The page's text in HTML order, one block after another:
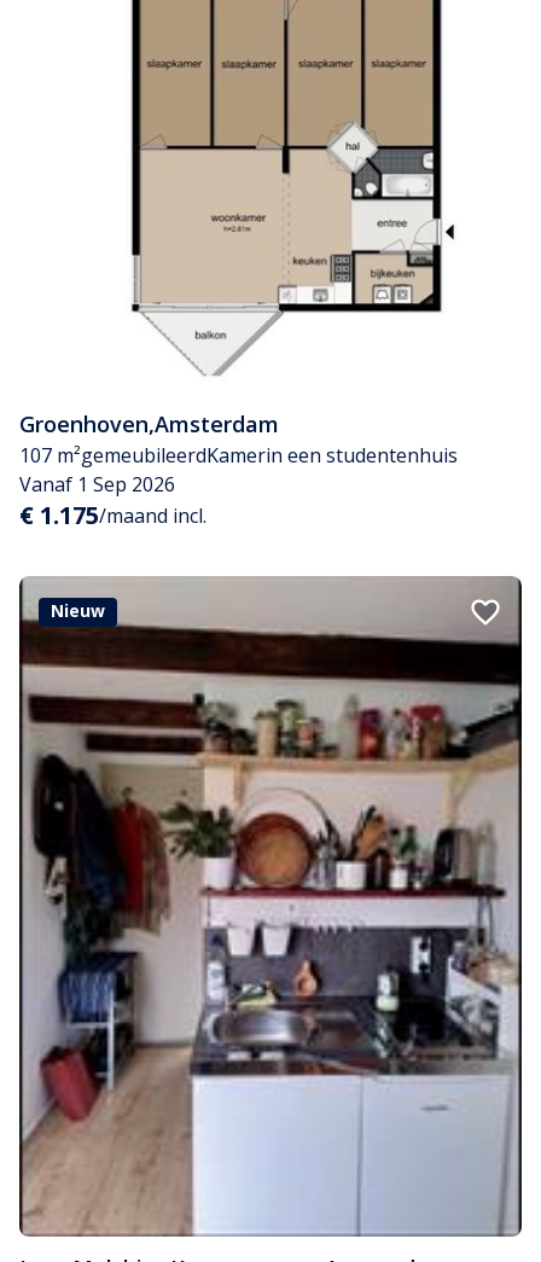
Groenhoven,Amsterdam
107 m²gemeubileerdKamerin een studentenhuis
Vanaf 1 Sep 2026
€ 1.175/maand incl.
Nieuw